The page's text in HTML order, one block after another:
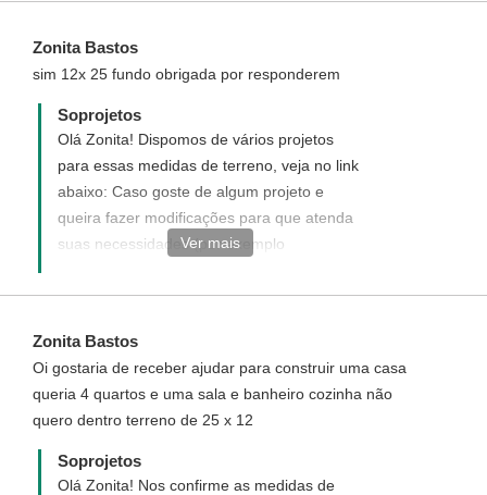
Disponha para quaisquer dúvida, será um
prazer ter você como um de nossos
clientes.
Zonita Bastos
sim 12x 25 fundo obrigada por responderem
Soprojetos
Olá Zonita! Dispomos de vários projetos
para essas medidas de terreno, veja no link
abaixo: Caso goste de algum projeto e
queira fazer modificações para que atenda
suas necessidades (por exemplo
arquitetos irão analisar quanto a
https://www.soprojetos.com.br/ver-
projetos/terreos/plantas?
frente=12&fundo=25
Ver mais
Zonita Bastos
Oi gostaria de receber ajudar para construir uma casa
queria 4 quartos e uma sala e banheiro cozinha não
quero dentro terreno de 25 x 12
Soprojetos
Olá Zonita! Nos confirme as medidas de